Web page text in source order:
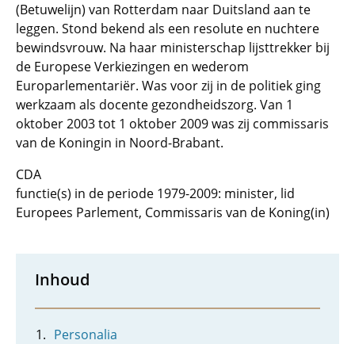
(Betuwelijn) van Rotterdam naar Duitsland aan te
leggen. Stond bekend als een resolute en nuchtere
bewindsvrouw. Na haar ministerschap lijsttrekker bij
de Europese Verkiezingen en wederom
Europarlementariër. Was voor zij in de politiek ging
werkzaam als docente gezondheidszorg. Van 1
oktober 2003 tot 1 oktober 2009 was zij commissaris
van de Koningin in Noord-Brabant.
CDA
functie(s) in de periode 1979-2009: minister, lid
Europees Parlement, Commissaris van de Koning(in)
Inhoud
Personalia